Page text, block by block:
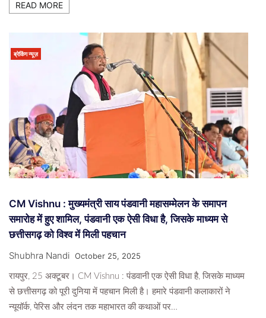
READ MORE
ब्रेकिंग न्यूज़
CM Vishnu : मुख्यमंत्री साय पंडवानी महासम्मेलन के समापन
समारोह में हुए शामिल, पंडवानी एक ऐसी विधा है, जिसके माध्यम से
छत्तीसगढ़ को विश्व में मिली पहचान
Shubhra Nandi October 25, 2025
रायपुर, 25 अक्टूबर। CM Vishnu : पंडवानी एक ऐसी विधा है, जिसके माध्यम
से छत्तीसगढ़ को पूरी दुनिया में पहचान मिली है। हमारे पंडवानी कलाकारों ने
न्यूयॉर्क, पेरिस और लंदन तक महाभारत की कथाओं पर…